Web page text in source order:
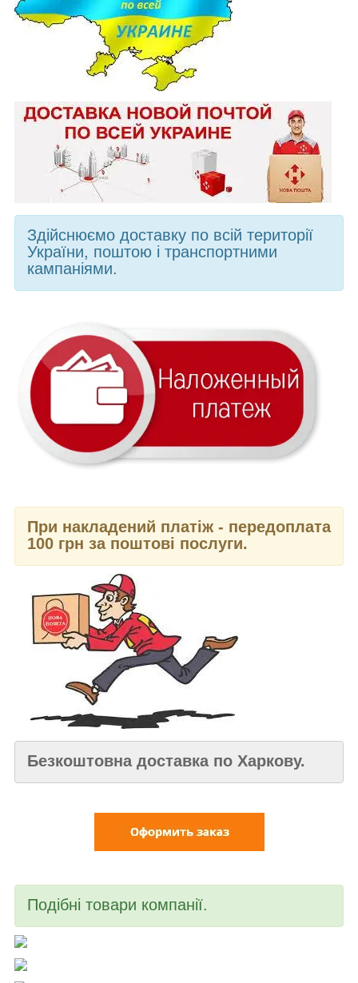
Здійснюємо доставку по всій території
України, поштою і транспортними
кампаніями.
При накладений платіж - передоплата
100 грн за поштові послуги.
Безкоштовна доставка по Харкову.
Подібні товари компанії.